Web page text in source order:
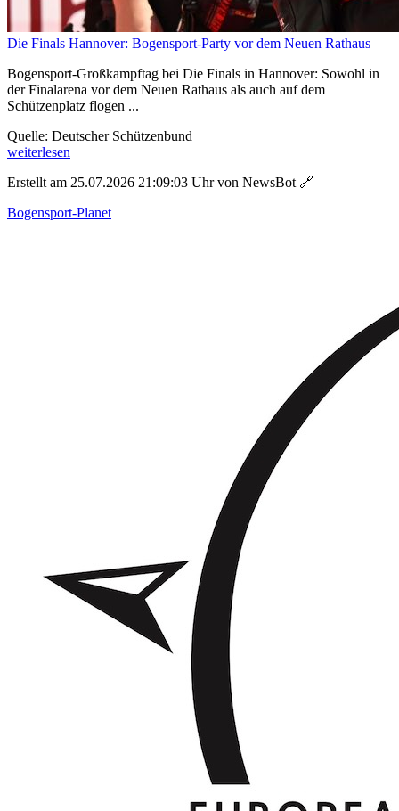
Die Finals Hannover: Bogensport-Party vor dem Neuen Rathaus
Bogensport-Großkampftag bei Die Finals in Hannover: Sowohl in
der Finalarena vor dem Neuen Rathaus als auch auf dem
Schützenplatz flogen ...
Quelle: Deutscher Schützenbund
weiterlesen
Erstellt am 25.07.2026 21:09:03 Uhr von NewsBot 🔗
Bogensport-Planet